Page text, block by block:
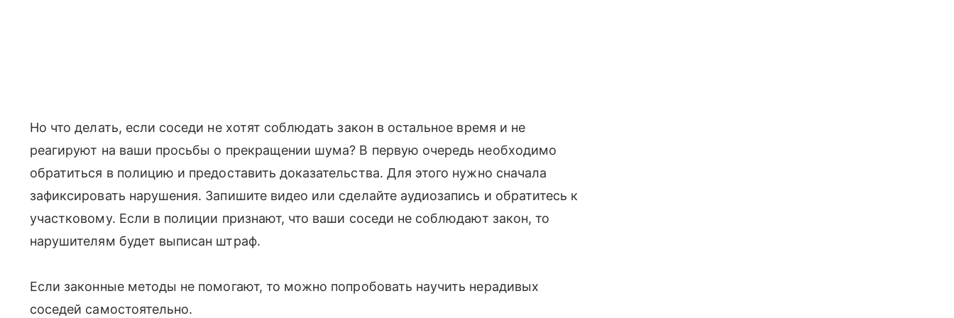
Но что делать, если соседи не хотят соблюдать закон в остальное время и не
реагируют на ваши просьбы о прекращении шума? В первую очередь необходимо
обратиться в полицию и предоставить доказательства. Для этого нужно сначала
зафиксировать нарушения. Запишите видео или сделайте аудиозапись и обратитесь к
участковому. Если в полиции признают, что ваши соседи не соблюдают закон, то
нарушителям будет выписан штраф.
Если законные методы не помогают, то можно попробовать научить нерадивых
соседей самостоятельно.